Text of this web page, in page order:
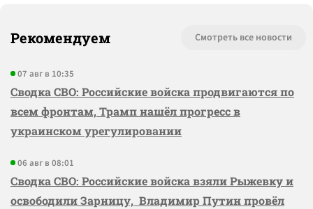
Рекомендуем Смотреть все новости
07 авг в 10:35
Сводка СВО: Российские войска продвигаются по
всем фронтам, Трамп нашёл прогресс в
украинском урегулировании
06 авг в 08:01
Сводка СВО: Российские войска взяли Рыжевку и
освободили Зарницу, Владимир Путин провёл